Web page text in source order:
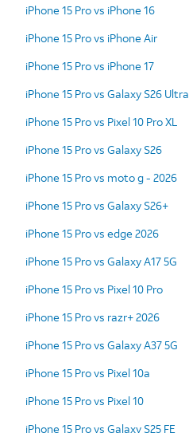
iPhone 15 Pro vs iPhone 16
iPhone 15 Pro vs iPhone Air
iPhone 15 Pro vs iPhone 17
iPhone 15 Pro vs Galaxy S26 Ultra
iPhone 15 Pro vs Pixel 10 Pro XL
iPhone 15 Pro vs Galaxy S26
iPhone 15 Pro vs moto g - 2026
iPhone 15 Pro vs Galaxy S26+
iPhone 15 Pro vs edge 2026
iPhone 15 Pro vs Galaxy A17 5G
iPhone 15 Pro vs Pixel 10 Pro
iPhone 15 Pro vs razr+ 2026
iPhone 15 Pro vs Galaxy A37 5G
iPhone 15 Pro vs Pixel 10a
iPhone 15 Pro vs Pixel 10
iPhone 15 Pro vs Galaxy S25 FE